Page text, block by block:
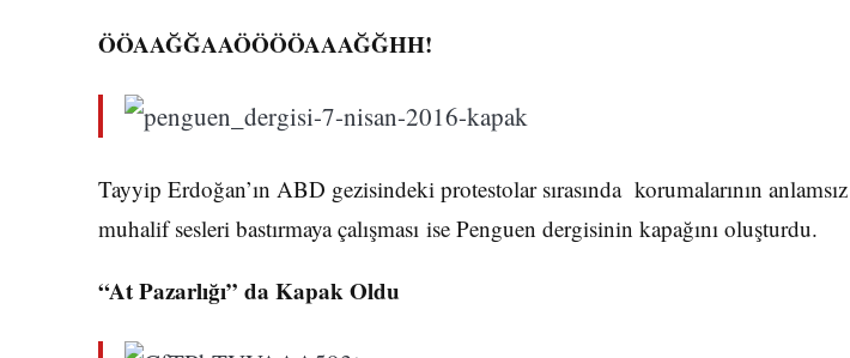
ÖÖAAĞĞAAÖÖÖÖAAAĞĞHH!
Tayyip Erdoğan’ın ABD gezisindeki protestolar sırasında korumalarının
muhalif sesleri bastırmaya çalışması ise Penguen dergisinin kapağını oluşturdu.
“At Pazarlığı” da Kapak Oldu